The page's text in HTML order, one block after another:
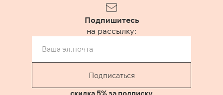
Подпишитесь
на рассылку:
Подписаться